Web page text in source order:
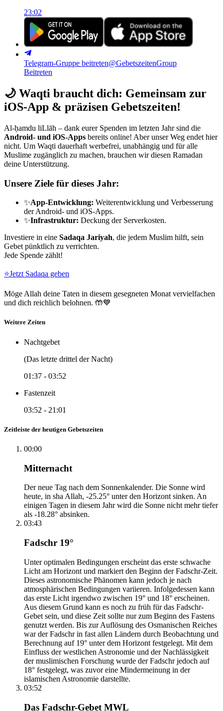
23:02
Telegram-Gruppe beitreten@GebetszeitenGroup
Beitreten
🌙 Waqti braucht dich: Gemeinsam zur
iOS-App & präzisen Gebetszeiten!
Al-ḥamdu liLlāh – dank eurer Spenden im letzten Jahr sind die
Android- und iOS-Apps bereits online! Aber unser Weg endet hier
nicht. Um Waqti dauerhaft werbefrei, unabhängig und für alle
Muslime zugänglich zu machen, brauchen wir diesen Ramadan
deine Unterstützung.
Unsere Ziele für dieses Jahr:
✨App-Entwicklung: Weiterentwicklung und Verbesserung
der Android- und iOS-Apps.
✨Infrastruktur: Deckung der Serverkosten.
Investiere in eine Sadaqa Jariyah, die jedem Muslim hilft, sein
Gebet pünktlich zu verrichten.
Jede Spende zählt!
⭐Jetzt Sadaqa geben
Möge Allah deine Taten in diesem gesegneten Monat vervielfachen
und dich reichlich belohnen. 🤲💙
Weitere Zeiten
Nachtgebet
(Das letzte drittel der Nacht)
01:37 - 03:52
Fastenzeit
03:52 - 21:01
Zeitleiste der heutigen Gebetszeiten
00:00
Mitternacht
Der neue Tag nach dem Sonnenkalender. Die Sonne wird
heute, in sha Allah, -25.25° unter den Horizont sinken. An
einigen Tagen in diesem Jahr wird die Sonne nicht mehr tiefer
als -18.28° absinken.
03:43
Fadschr 19°
Unter optimalen Bedingungen erscheint das erste schwache
Licht am Horizont und markiert den Beginn der Fadschr-Zeit.
Dieses astronomische Phänomen kann jedoch je nach
atmosphärischen Bedingungen variieren. Infolgedessen kann
das erste Licht irgendwo zwischen 19° und 18° erscheinen.
Aus diesem Grund kann es noch zu früh für das Fadschr-
Gebet sein, und diese Zeit sollte nur zum Beginn des Fastens
genutzt werden. Bis zur Auflösung des Osmanischen Reiches
war der Fadschr in fast allen Ländern durch Beobachtung und
Berechnung auf 19° unter dem Horizont festgelegt. Mit dem
Einfluss der westlichen Astronomie und der Nachlässigkeit
der muslimischen Forschung wurde der Fadschr jedoch auf
18° festgelegt, was zuvor eine Mindermeinung in der
islamischen Astronomie darstellte.
03:52
Das Fadschr-Gebet MWL